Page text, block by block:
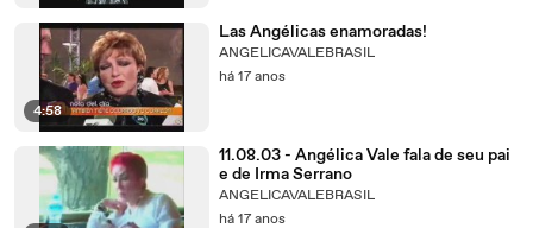
4:58
Las Angélicas enamoradas!
ANGELICAVALEBRASIL
há 17 anos
11.08.03 - Angélica Vale fala de seu pai
e de Irma Serrano
ANGELICAVALEBRASIL
há 17 anos